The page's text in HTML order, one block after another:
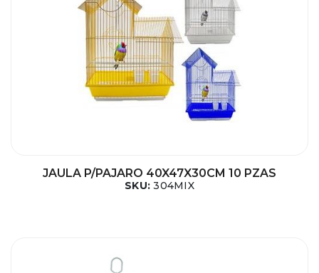
JAULA P/PAJARO 40X47X30CM 10 PZAS
SKU:304MIX